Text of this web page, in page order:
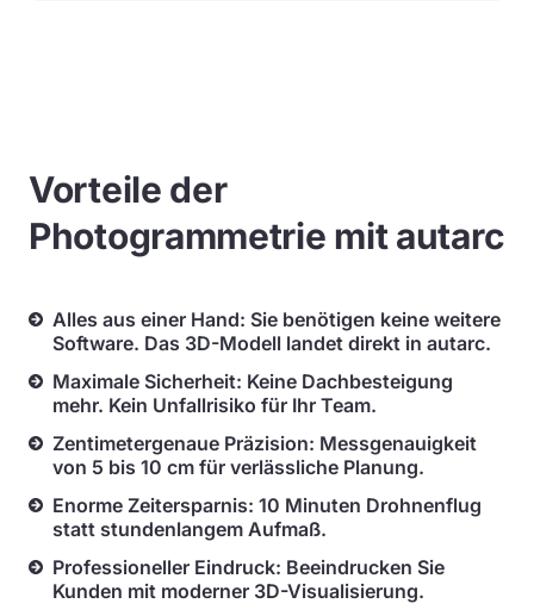
Vorteile der
Photogrammetrie mit autarc
Alles aus einer Hand: Sie benötigen keine weitere
Software. Das 3D-Modell landet direkt in autarc.
Maximale Sicherheit: Keine Dachbesteigung
mehr. Kein Unfallrisiko für Ihr Team.
Zentimetergenaue Präzision: Messgenauigkeit
von 5 bis 10 cm für verlässliche Planung.
Enorme Zeitersparnis: 10 Minuten Drohnenflug
statt stundenlangem Aufmaß.
Professioneller Eindruck: Beeindrucken Sie
Kunden mit moderner 3D-Visualisierung.